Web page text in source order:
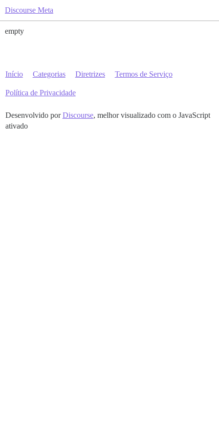
Discourse Meta
empty
Início Categorias Diretrizes Termos de Serviço
Política de Privacidade
Desenvolvido porDiscourse, melhor visualizado com o JavaScript
ativado